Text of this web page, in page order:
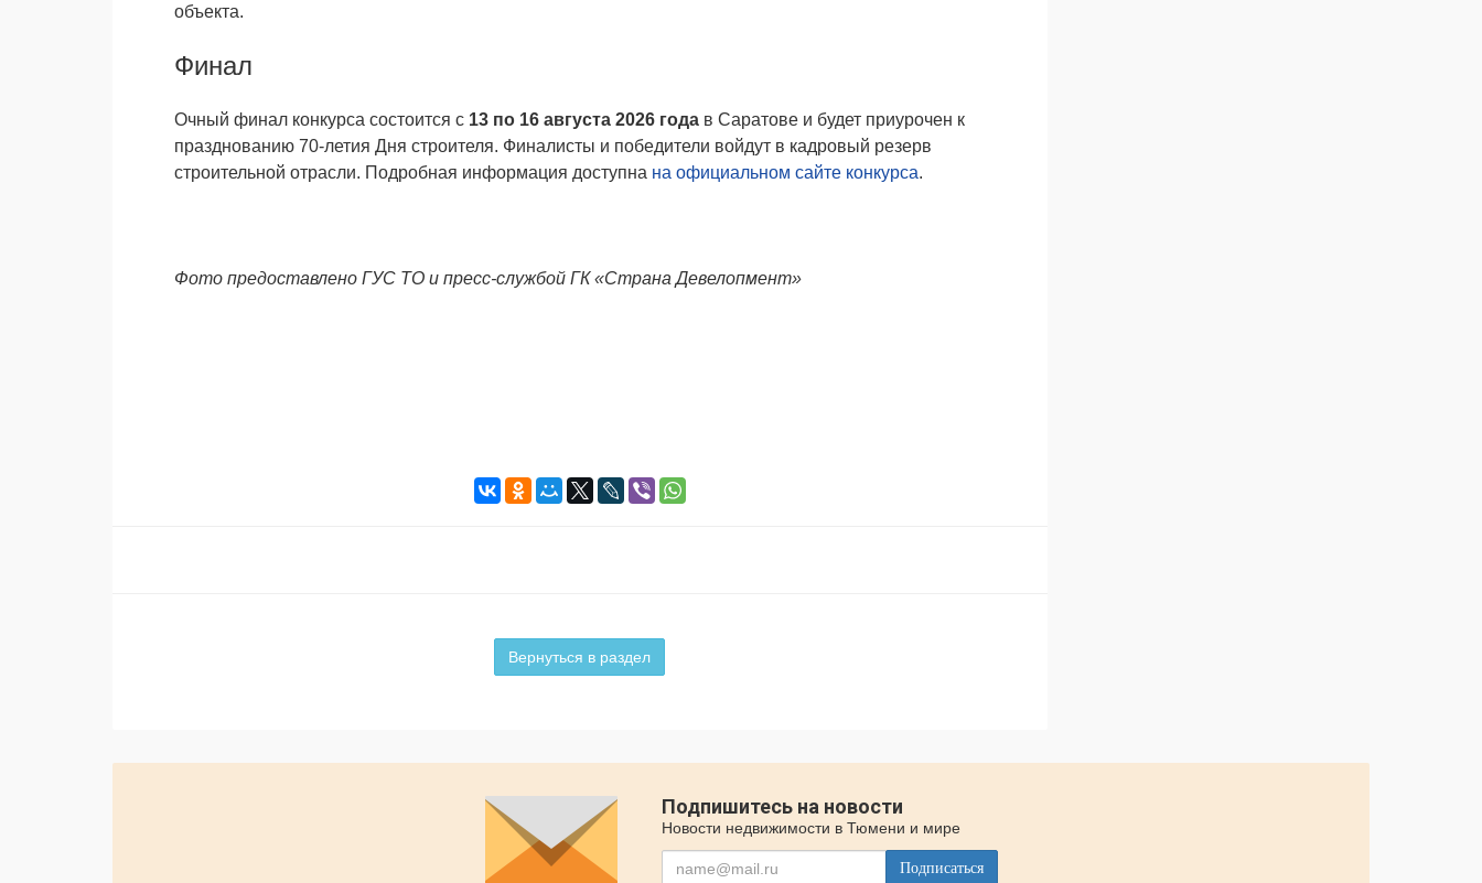
объекта.
Финал
Очный финал конкурса состоится с 13 по 16 августа 2026 года в Саратове и будет приурочен к
празднованию 70-летия Дня строителя. Финалисты и победители войдут в кадровый резерв
строительной отрасли. Подробная информация доступна на официальном сайте конкурса.
Фото предоставлено ГУС ТО и пресс-службой ГК «Страна Девелопмент»
Вернуться в раздел
Подпишитесь на новости
Новости недвижимости в Тюмени и мире
Подписаться